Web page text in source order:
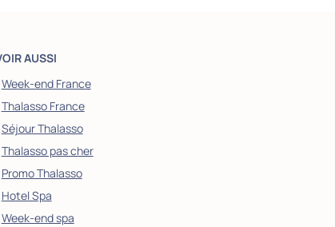
AUSSI
Week-end France
Thalasso France
Séjour Thalasso
Thalasso pas cher
Promo Thalasso
Hotel Spa
Week-end spa